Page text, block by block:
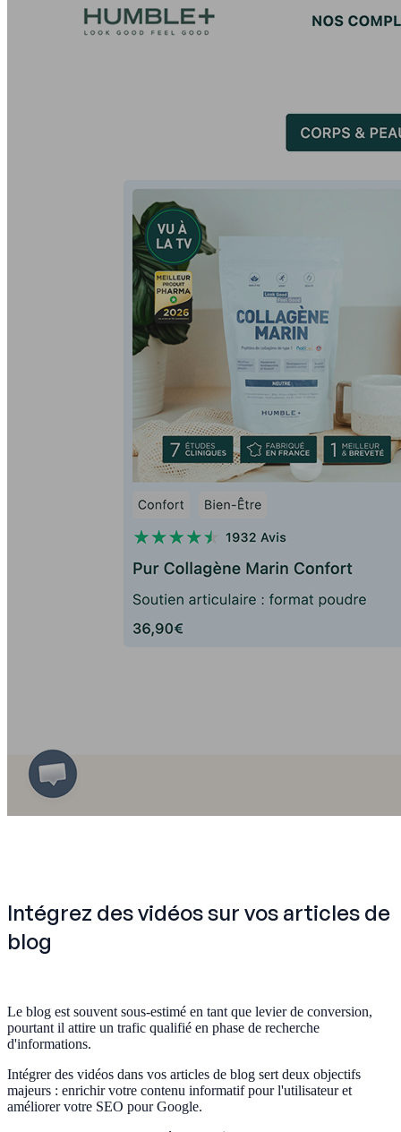
Intégrez des vidéos sur vos articles de
blog
Le blog est souvent sous-estimé en tant que levier de conversion,
pourtant il attire un trafic qualifié en phase de recherche
d'informations.
Intégrer des vidéos dans vos articles de blog sert deux objectifs
majeurs : enrichir votre contenu informatif pour l'utilisateur et
améliorer votre SEO pour Google.